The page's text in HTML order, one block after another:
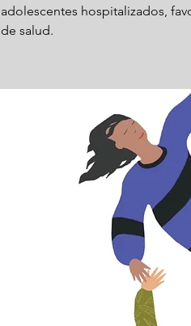
adolescentes hospitalizados,
de salud.